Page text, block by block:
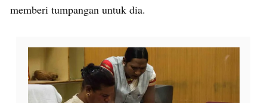
memberi tumpangan untuk dia.